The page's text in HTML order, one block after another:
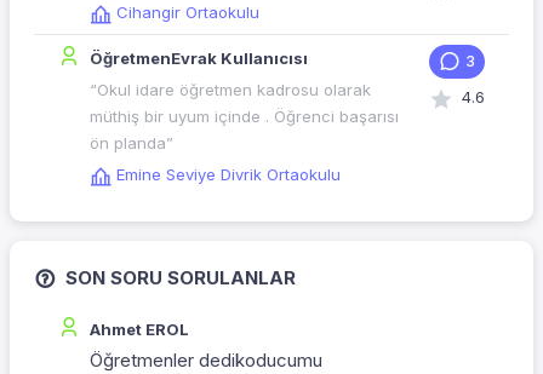
Cihangir Ortaokulu
ÖğretmenEvrak Kullanıcısı
“Okul idare öğretmen kadrosu olarak
müthiş bir uyum içinde . Öğrenci başarısı
ön planda”
Emine Seviye Divrik Ortaokulu
3
4.6
SON SORU SORULANLAR
Ahmet EROL
Öğretmenler dedikoducumu